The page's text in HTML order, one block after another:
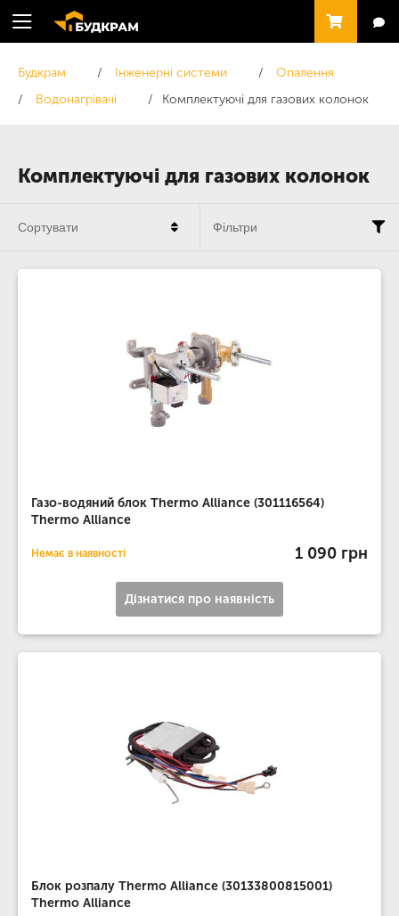
Комплектуючі для газових колонок
Будкрам Інженерні системи
Опалення
Водонагрівачі
Комплектуючі для газових колонок
Газо-водяний блок Thermo Alliance (301116564)
Thermo Alliance
Немає в наявності 1 090 грн
Дізнатися про наявність
Блок розпалу Thermo Alliance (30133800815001)
Thermo Alliance
Сортувати Фільтри